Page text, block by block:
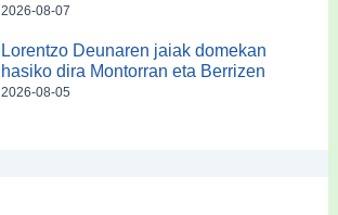
2026-08-07
Lorentzo Deunaren jaiak domekan
hasiko dira Montorran eta Berrizen
2026-08-05